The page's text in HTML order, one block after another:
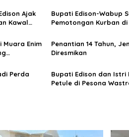
Ajak
Kawal
Bupati Edison-Wabup
Pemotongan Kurban di
Muara Enim
Penantian 14 Tahun,
Diresmikan
Perda
Bupati Edison dan Istri
Petule di Pesona